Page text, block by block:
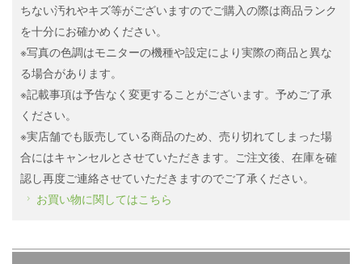
ちない汚れやキズ等がございますのでご購入の際は商品ランク
を十分にお確かめください。
※写真の色調はモニターの機種や設定により実際の商品と異な
る場合があります。
※記載事項は予告なく変更することがございます。予めご了承
ください。
※実店舗でも販売している商品のため、売り切れてしまった場
合にはキャンセルとさせていただきます。ご注文後、在庫を確
認し再度ご連絡させていただきますのでご了承ください。
お買い物に関してはこちら